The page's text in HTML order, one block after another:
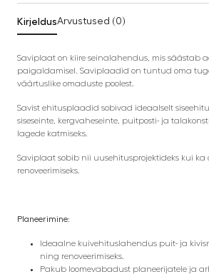
KirjeldusArvustused (0)
Saviplaat on kiire seinalahendus, mis säästab
paigaldamisel. Saviplaadid on tuntud oma
väärtuslike omaduste poolest.
Savist ehitusplaadid sobivad ideaalselt
siseseinte, kergvaheseinte, puitposti- ja
lagede katmiseks.
Saviplaat sobib nii uusehitusprojektideks kui ka
renoveerimiseks.
Planeerimine:
Ideaalne kuivehituslahendus puit- ja
ning renoveerimiseks.
Pakub loomevabadust planeerijatele ja